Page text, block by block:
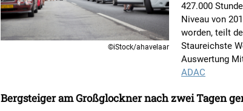
©iStock/ahavelaar
427.000
Niveau von
worden, teilt
Staureichste
Auswertung
ADAC
Bergsteiger am Großglockner nach zwei Tagen